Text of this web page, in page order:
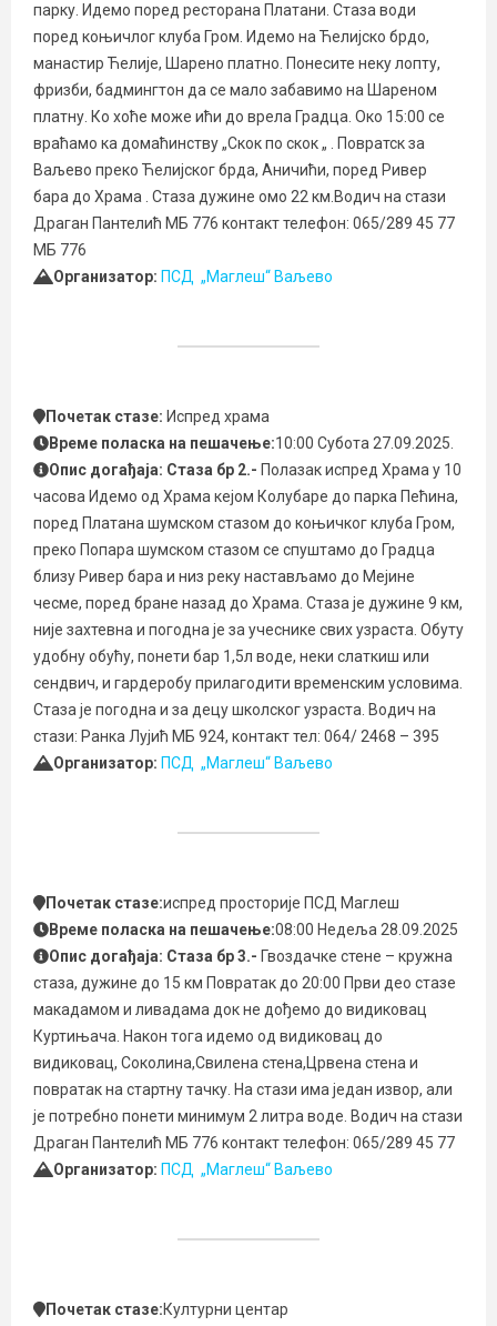
парку. Идемо поред ресторана Платани. Стаза води
поред коњичлог клуба Гром. Идемо на Ћелијско брдо,
манастир Ћелије, Шарено платно. Понесите неку лопту,
фризби, бадмингтон да се мало забавимо на Шареном
платну. Ко хоће може ићи до врела Градца. Око 15:00 се
враћамо ка домаћинству „Скок по скок „ . Повратск за
Ваљево преко Ћелијског брда, Аничићи, поред Ривер
бара до Храма . Стаза дужине омо 22 км.Водич на стази
Драган Пантелић МБ 776 контакт телефон: 065/289 45 77
МБ 776
Организатор: ПСД „Маглеш“ Ваљево
Почетак стазе: Испред храма
Време поласка на пешачење:10:00 Субота 27.09.2025.
Опис догађаја: Стаза бр 2.- Полазак испред Храма у 10
часова Идемо од Храма кејом Колубаре до парка Пећина,
поред Платана шумском стазом до коњичког клуба Гром,
преко Попара шумском стазом се спуштамо до Градца
близу Ривер бара и низ реку настављамо до Мејине
чесме, поред бране назад до Храма. Стаза је дужине 9 км,
није захтевна и погодна је за учеснике свих узраста. Обуту
удобну обућу, понети бар 1,5л воде, неки слаткиш или
сендвич, и гардеробу прилагодити временским условима.
Стаза је погодна и за децу школског узраста. Водич на
стази: Ранка Лујић МБ 924, контакт тел: 064/ 2468 – 395
Организатор: ПСД „Маглеш“ Ваљево
Почетак стазе:испред просторије ПСД Маглеш
Време поласка на пешачење:08:00 Недеља 28.09.2025
Опис догађаја: Стаза бр 3.- Гвоздачке стене – кружна
стаза, дужине до 15 км Повратак до 20:00 Први део стазе
макадамом и ливадама док не дођемо до видиковац
Куртињача. Након тога идемо од видиковац до
видиковац, Соколина,Свилена стена,Црвена стена и
повратак на стартну тачку. На стази има један извор, али
је потребно понети минимум 2 литра воде. Водич на стази
Драган Пантелић МБ 776 контакт телефон: 065/289 45 77
Организатор: ПСД „Маглеш“ Ваљево
Почетак стазе:Културни центар